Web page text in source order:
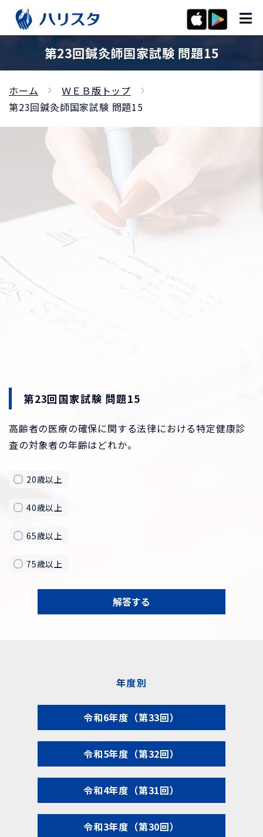
第23回鍼灸師国家試験 問題15
ホーム
ＷＥＢ版トップ
第23回鍼灸師国家試験 問題15
第23回国家試験 問題15
高齢者の医療の確保に関する法律における特定健康診
査の対象者の年齢はどれか。
20歳以上
40歳以上
65歳以上
75歳以上
解答する
年度別
令和6年度（第33回）
令和5年度（第32回）
令和4年度（第31回）
令和3年度（第30回）